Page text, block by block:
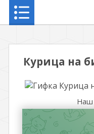
Курица на
Наш